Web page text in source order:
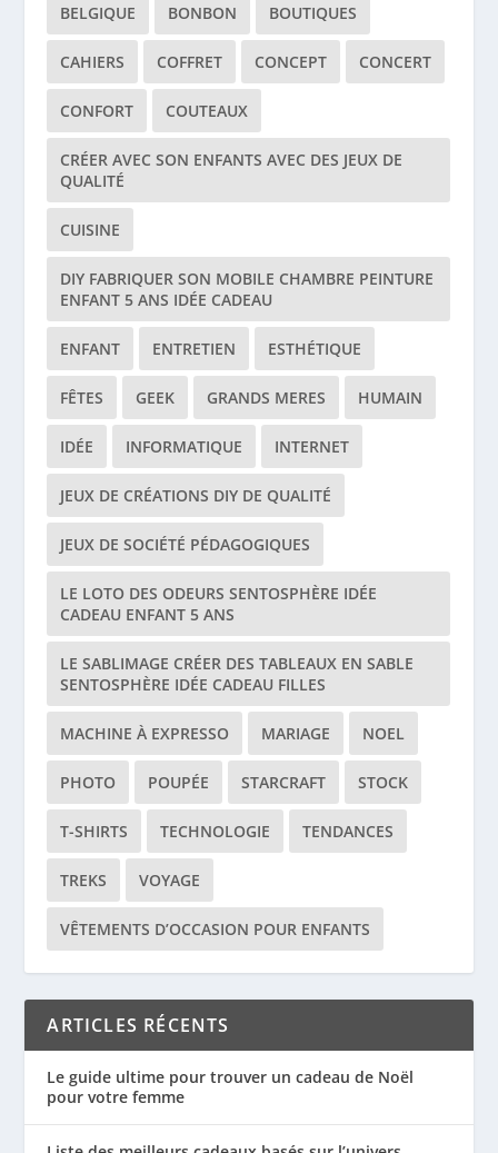
BELGIQUE BONBON BOUTIQUES
CAHIERS COFFRET CONCEPT CONCERT
CONFORT COUTEAUX
CRÉER AVEC SON ENFANTS AVEC DES JEUX DE
QUALITÉ
CUISINE
DIY FABRIQUER SON MOBILE CHAMBRE PEINTURE
ENFANT 5 ANS IDÉE CADEAU
ENFANT ENTRETIEN ESTHÉTIQUE
FÊTES GEEK GRANDS MERES HUMAIN
IDÉE INFORMATIQUE INTERNET
JEUX DE CRÉATIONS DIY DE QUALITÉ
JEUX DE SOCIÉTÉ PÉDAGOGIQUES
LE LOTO DES ODEURS SENTOSPHÈRE IDÉE
CADEAU ENFANT 5 ANS
LE SABLIMAGE CRÉER DES TABLEAUX EN SABLE
SENTOSPHÈRE IDÉE CADEAU FILLES
MACHINE À EXPRESSO MARIAGE NOEL
PHOTO POUPÉE STARCRAFT STOCK
T-SHIRTS TECHNOLOGIE TENDANCES
TREKS VOYAGE
VÊTEMENTS D’OCCASION POUR ENFANTS
ARTICLES RÉCENTS
Le guide ultime pour trouver un cadeau de Noël
pour votre femme